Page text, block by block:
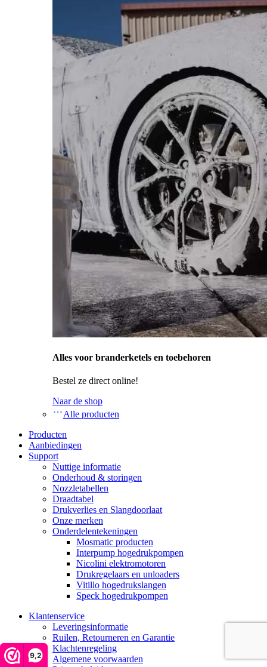
9,2
Alles voor branderketels en toebehoren
Bestel ze direct online!
Naar de shop
Alle producten
Producten
Aanbiedingen
Support
Nuttige informatie
Onderhoud & storingen
Nozzletabellen
Draadtabel
Drukverlies en Slangdoorlaat
Onze merken
Onderdelentekeningen
Mosmatic producten
Interpump hogedrukpompen
Nicolini elektromotoren
Drukregelaars en unloaders
Vitillo hogedrukslangen
Speck hogedrukpompen
Klantenservice
Leveringsinformatie
Ruilen, Retourneren en Garantie
Klachtenregeling
Algemene voorwaarden